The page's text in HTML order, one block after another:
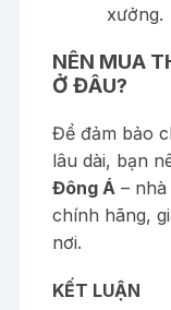
xưởng.
NÊN MUA
Ở ĐÂU?
Để đảm bảo
lâu dài, bạn
Đông Á –
chính hãng,
nơi.
KẾT LUẬN